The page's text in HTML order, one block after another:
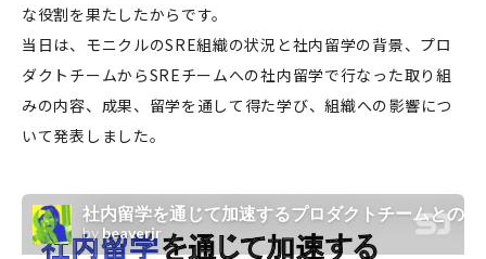
な役割を果たしたからです。
当日は、モニクルのSRE組織の状況と社内留学の背景、プロ
ダクトチームからSREチームへの社内留学で行なった取り組
みの内容、成果、留学を通して得た学び、組織への影響につ
いて発表しました。